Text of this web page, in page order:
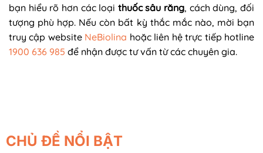
bạn hiểu rõ hơn các loại thuốc sâu răng, cách dùng, đối
tượng phù hợp. Nếu còn bất kỳ thắc mắc nào, mời bạn
truy cập website NeBiolina hoặc liên hệ trực tiếp hotline
1900 636 985 để nhận được tư vấn từ các chuyên gia.
CHỦ ĐỀ NỔI BẬT